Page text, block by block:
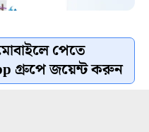
পেতে
গ্রুপে জয়েন্ট করুন